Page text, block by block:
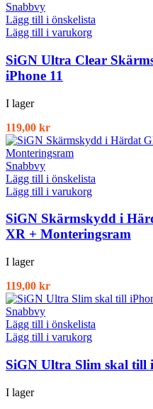
Snabbvy
Lägg till i önskelista
Lägg till i varukorg
SiGN Ultra Clear
iPhone 11
I lager
119,00 kr
Snabbvy
Lägg till i önskelista
Lägg till i varukorg
SiGN Skärmskydd i
XR + Monteringsram
I lager
119,00 kr
Snabbvy
Lägg till i önskelista
Lägg till i varukorg
SiGN Ultra Slim skal till
I lager